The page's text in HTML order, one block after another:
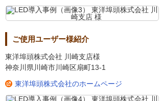
ご使用ユーザー様紹介
東洋埠頭株式会社 川崎支店様
神奈川県川崎市川崎区扇町13-1
東洋埠頭株式会社のホームページ